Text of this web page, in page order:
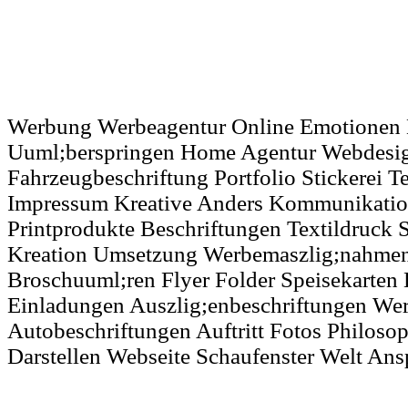
Werbung Werbeagentur Online
Uuml;berspringen Home Agentur
Fahrzeugbeschriftung Portfolio Stickerei
Impressum Kreative Anders
Printprodukte Beschriftungen Textildruck
Kreation Umsetzung
Broschuuml;ren Flyer Folder Speisekarten
Einladungen Auszlig;enbeschriftungen
Autobeschriftungen Auftritt Fotos
Darstellen Webseite Schaufenster Welt